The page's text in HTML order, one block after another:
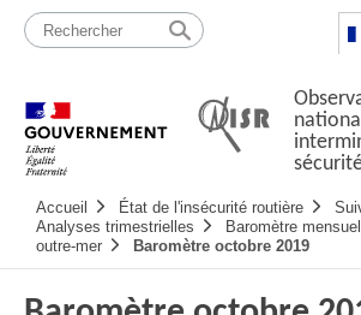
Passer
contenu
principale
Accueil État de l'insécurité routière
Analyses trimestrielles
Baromètre
outre-mer
Baromètre octobre 2019